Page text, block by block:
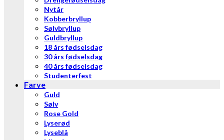
Nytår
Kobberbryllup
Sølvbryllup
Guldbryllup
18 års fødselsdag
30 års fødselsdag
40 års fødselsdag
Studenterfest
Farve
Guld
Sølv
Rose Gold
Lyserød
Lyseblå